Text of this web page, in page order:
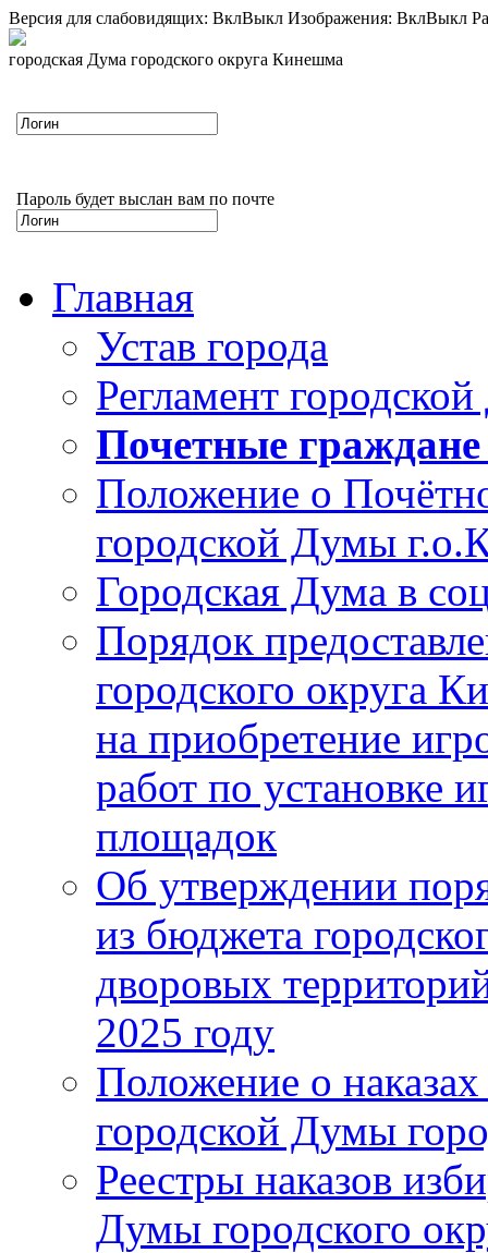
Версия для слабовидящих: ВклВыкл Изображения: ВклВыкл
городская Дума городского округа Кинешма
Пароль будет выслан вам по почте
Главная
Устав города
Регламент
Почетные
Положение о
городской Думы
Городская Дума в
Порядок
городского округа
на приобретение
работ по установке
площадок
Об утверждении
из бюджета
дворовых
2025 году
Положение о
городской Думы
Реестры наказов
Думы городского